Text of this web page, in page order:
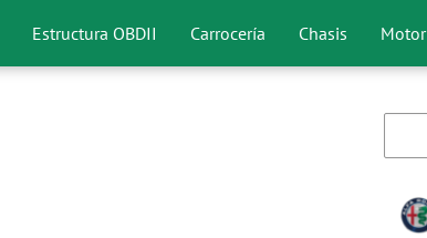
Estructura OBDII Carrocería Chasis Motor